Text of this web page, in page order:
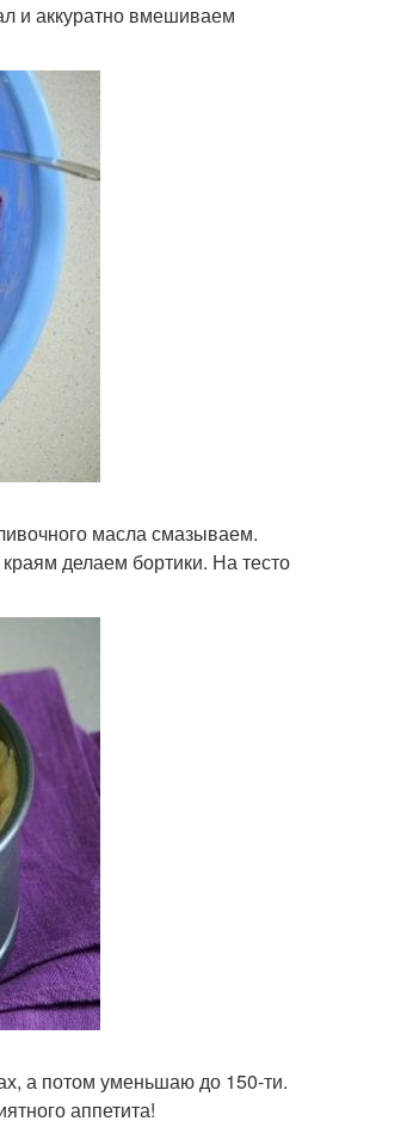
и аккуратно вмешиваем
масла смазываем.
делаем бортики. На тесто
а потом уменьшаю до 150-ти.
аппетита!